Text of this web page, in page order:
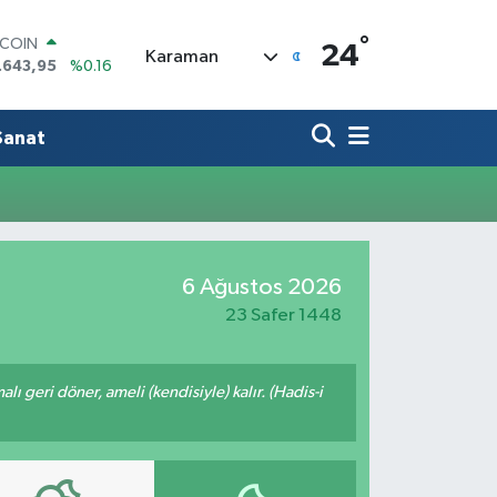
%0.16
%0.06
ALTIN
%0.12
Karaman 24°
6 Ağustos 2026
23 Safer 1448
geri döner, ameli (kendisiyle) kalır. (Hadis-i